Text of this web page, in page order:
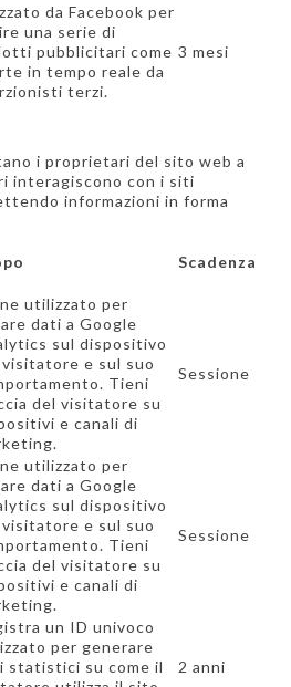
da Facebook per
una serie di
pubblicitari come
in tempo reale da
terzi.
3 mesi
i proprietari del sito web a
interagiscono con i siti
informazioni in forma
Scadenza
utilizzato per
dati a Google
sul dispositivo
e sul suo
Tieni
del visitatore su
e canali di
Sessione
utilizzato per
dati a Google
sul dispositivo
e sul suo
Tieni
del visitatore su
e canali di
Sessione
un ID univoco
per generare
statistici su come il
2 anni